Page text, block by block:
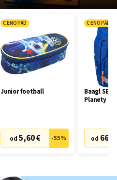
CENOPÁD
Junior football
od 5,60 € -55%
CENOPÁD
Baagl SET
Planety
od